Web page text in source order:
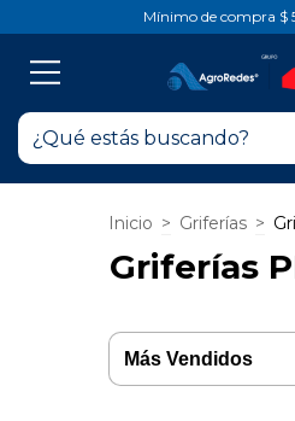
Mínimo de compra $
Inicio > Griferías >
Griferías